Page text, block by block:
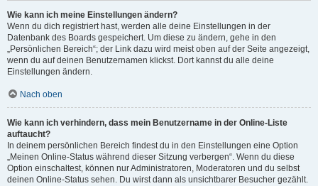
Wie kann ich meine Einstellungen ändern?
Wenn du dich registriert hast, werden alle deine Einstellungen in der
Datenbank des Boards gespeichert. Um diese zu ändern, gehe in den
„Persönlichen Bereich“; der Link dazu wird meist oben auf der Seite angezeigt,
wenn du auf deinen Benutzernamen klickst. Dort kannst du alle deine
Einstellungen ändern.
Nach oben
Wie kann ich verhindern, dass mein Benutzername in der Online-Liste
auftaucht?
In deinem persönlichen Bereich findest du in den Einstellungen eine Option
„Meinen Online-Status während dieser Sitzung verbergen“. Wenn du diese
Option einschaltest, können nur Administratoren, Moderatoren und du selbst
deinen Online-Status sehen. Du wirst dann als unsichtbarer Besucher gezählt.